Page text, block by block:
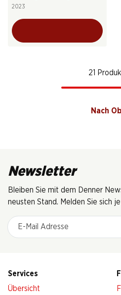
DOC
2023
21
Nach
Newsletter
Bleiben Sie mit dem Denner
neusten Stand. Melden Sie sich
E-Mail Adresse
Services
Übersicht